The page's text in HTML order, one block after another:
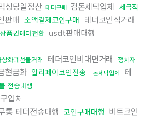
싱당일정산 테더구매 검돈세탁업체 세금적
판매 소액결제코인구매 테더코인직거래
품권테더전환 usdt판매대행
상화폐선물거래 테더코인비대면거래
정치자
현금화 알리페이코인전송 돈세탁업체
테
전송대행
입처
통 테더전송대행 코인구매대행 비트코인